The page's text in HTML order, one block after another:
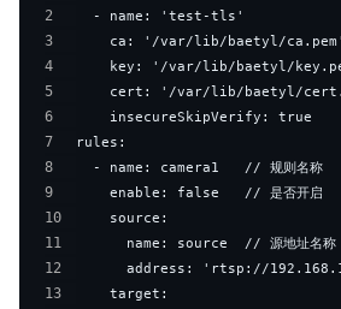
2
3
4
5
6
7
8
9
10
11
12
13